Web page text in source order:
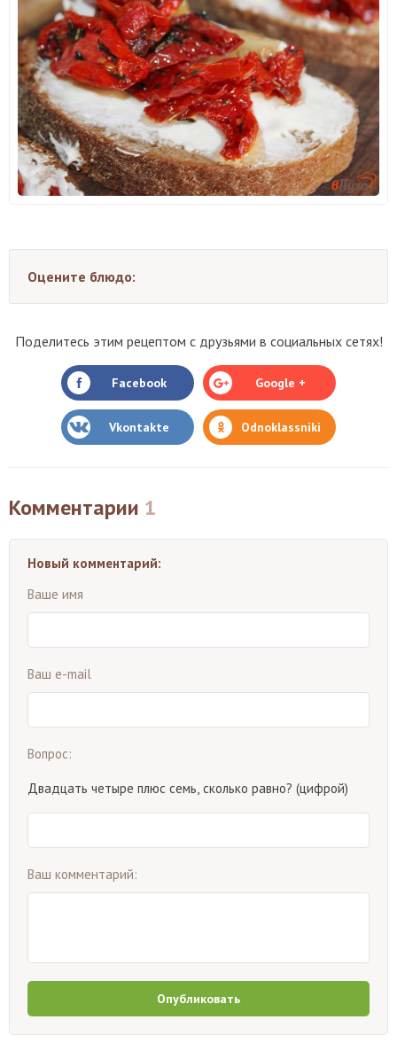
Оцените блюдо:
Поделитесь этим рецептом с друзьями в социальных сетях!
Facebook Google +
Vkontakte Odnoklassniki
Комментарии 1
Новый комментарий:
Ваше имя
Ваш e-mail
Вопрос:
Двадцать четыре плюс семь, сколько равно? (цифрой)
Ваш комментарий:
Опубликовать